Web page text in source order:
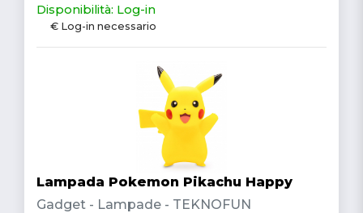
Disponibilità: Log-in
€ Log-in necessario
Lampada Pokemon Pikachu Happy
Gadget - Lampade - TEKNOFUN